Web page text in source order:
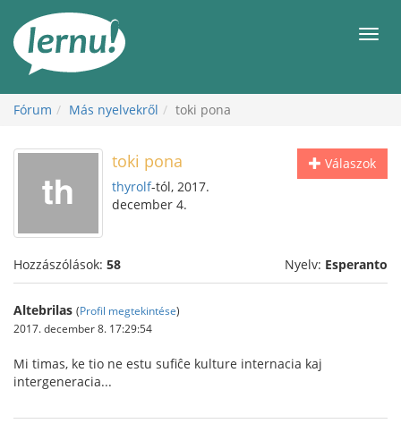
Fórum Más nyelvekről toki pona
Válaszok
toki pona
thyrolf-tól, 2017.
december 4.
Hozzászólások: 58 Nyelv: Esperanto
Altebrilas (Profil megtekintése)
2017. december 8. 17:29:54
Mi timas, ke tio ne estu sufiĉe kulture internacia kaj
intergeneracia...